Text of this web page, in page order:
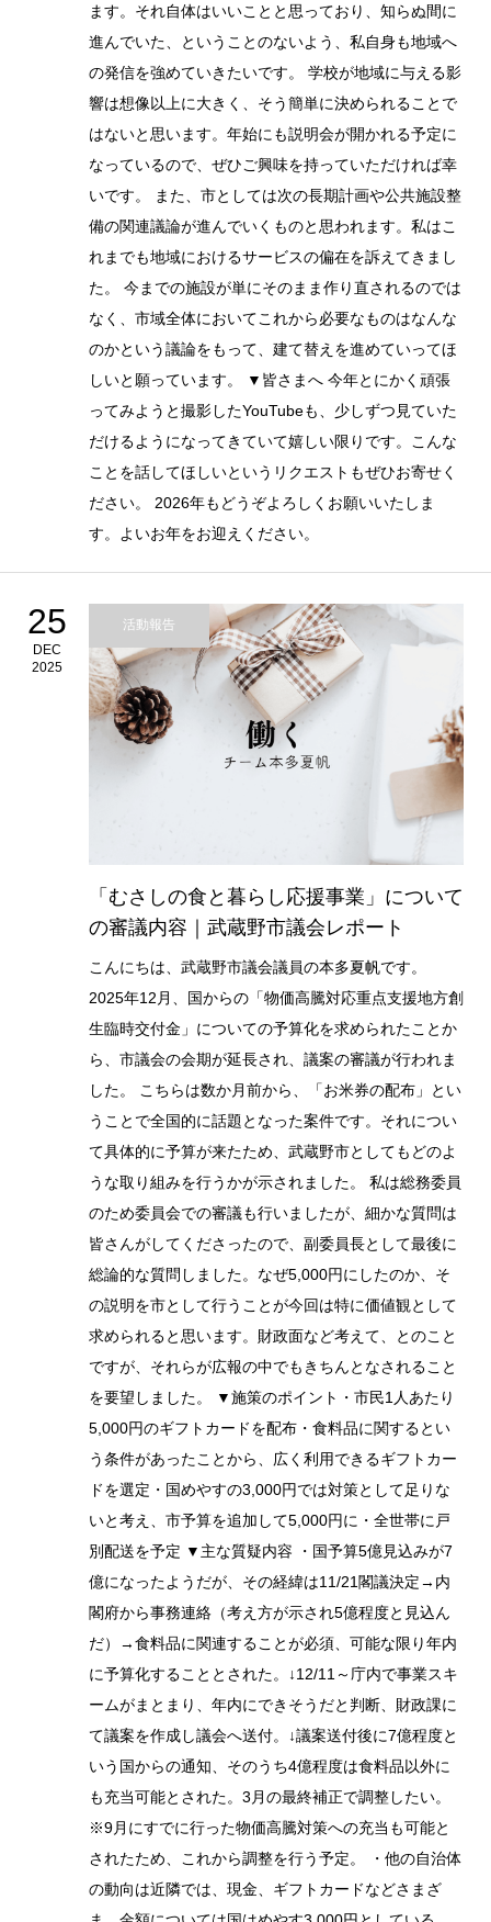
ます。それ自体はいいことと思っており、知らぬ間に
進んでいた、ということのないよう、私自身も地域へ
の発信を強めていきたいです。 学校が地域に与える影
響は想像以上に大きく、そう簡単に決められることで
はないと思います。年始にも説明会が開かれる予定に
なっているので、ぜひご興味を持っていただければ幸
いです。 また、市としては次の長期計画や公共施設整
備の関連議論が進んでいくものと思われます。私はこ
れまでも地域におけるサービスの偏在を訴えてきまし
た。 今までの施設が単にそのまま作り直されるのでは
なく、市域全体においてこれから必要なものはなんな
のかという議論をもって、建て替えを進めていってほ
しいと願っています。 ▼皆さまへ 今年とにかく頑張
ってみようと撮影したYouTubeも、少しずつ見ていた
だけるようになってきていて嬉しい限りです。こんな
ことを話してほしいというリクエストもぜひお寄せく
ださい。 2026年もどうぞよろしくお願いいたしま
す。よいお年をお迎えください。
25
DEC
2025
活動報告
「むさしの食と暮らし応援事業」について
の審議内容｜武蔵野市議会レポート
こんにちは、武蔵野市議会議員の本多夏帆です。
2025年12月、国からの「物価高騰対応重点支援地方創
生臨時交付金」についての予算化を求められたことか
ら、市議会の会期が延長され、議案の審議が行われま
した。 こちらは数か月前から、「お米券の配布」とい
うことで全国的に話題となった案件です。それについ
て具体的に予算が来たため、武蔵野市としてもどのよ
うな取り組みを行うかが示されました。 私は総務委員
のため委員会での審議も行いましたが、細かな質問は
皆さんがしてくださったので、副委員長として最後に
総論的な質問しました。なぜ5,000円にしたのか、そ
の説明を市として行うことが今回は特に価値観として
求められると思います。財政面など考えて、とのこと
ですが、それらが広報の中でもきちんとなされること
を要望しました。 ▼施策のポイント・市民1人あたり
5,000円のギフトカードを配布・食料品に関するとい
う条件があったことから、広く利用できるギフトカー
ドを選定・国めやすの3,000円では対策として足りな
いと考え、市予算を追加して5,000円に・全世帯に戸
別配送を予定 ▼主な質疑内容 ・国予算5億見込みが7
億になったようだが、その経緯は11/21閣議決定→内
閣府から事務連絡（考え方が示され5億程度と見込ん
だ）→食料品に関連することが必須、可能な限り年内
に予算化することとされた。↓12/11～庁内で事業スキ
ームがまとまり、年内にできそうだと判断、財政課に
て議案を作成し議会へ送付。↓議案送付後に7億程度と
いう国からの通知、そのうち4億程度は食料品以外に
も充当可能とされた。3月の最終補正で調整したい。
※9月にすでに行った物価高騰対策への充当も可能と
されたため、これから調整を行う予定。 ・他の自治体
の動向は近隣では、現金、ギフトカードなどさまざ